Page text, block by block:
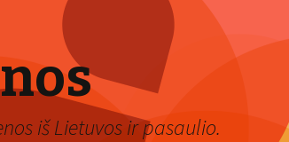
iš Lietuvos ir pasaulio.